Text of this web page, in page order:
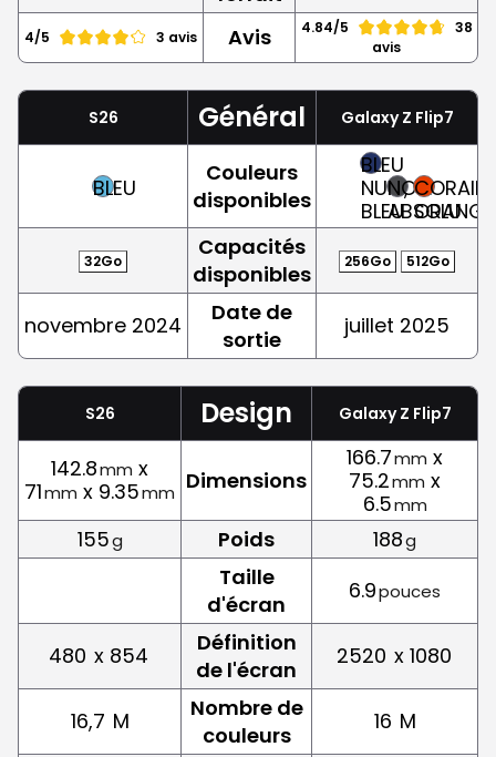
4/5 3 avis Avis 4.84/5
38
avis
S26 Général Galaxy Z Flip7
BLEU
Couleurs
disponibles
BLEU
NUIT,
BLEU
NOIR
ABSOLU
CORAIL,
ORANGE
32Go
Capacités
disponibles
256Go 512Go
novembre 2024
Date de
sortie
juillet 2025
S26 Design Galaxy Z Flip7
142.8mm x
71mm x 9.35mm Dimensions
166.7mm x
75.2mm x
6.5mm
155g Poids 188g
Taille
d'écran
6.9pouces
480 x 854
Définition
de l'écran
2520 x 1080
16,7 M
Nombre de
couleurs
16 M